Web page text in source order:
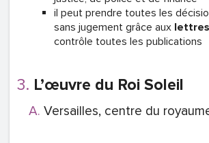
il peut prendre toutes les
sans jugement grâce aux
contrôle toutes les publications
L’œuvre du Roi Soleil
Versailles, centre du